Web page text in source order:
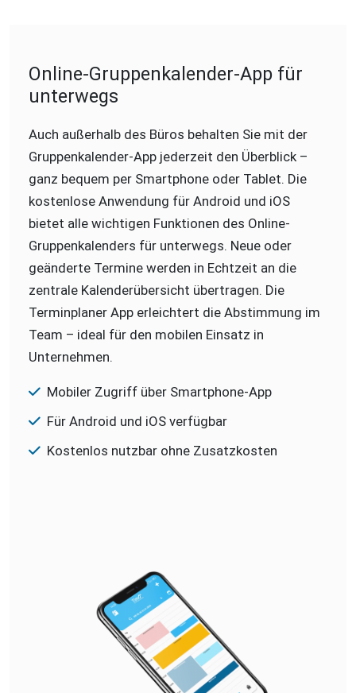
Online-Gruppenkalender-App für
unterwegs
Auch außerhalb des Büros behalten Sie mit der
Gruppenkalender-App jederzeit den Überblick –
ganz bequem per Smartphone oder Tablet. Die
kostenlose Anwendung für Android und iOS
bietet alle wichtigen Funktionen des Online-
Gruppenkalenders für unterwegs. Neue oder
geänderte Termine werden in Echtzeit an die
zentrale Kalenderübersicht übertragen. Die
Terminplaner App erleichtert die Abstimmung im
Team – ideal für den mobilen Einsatz in
Unternehmen.
Mobiler Zugriff über Smartphone-App
Für Android und iOS verfügbar
Kostenlos nutzbar ohne Zusatzkosten